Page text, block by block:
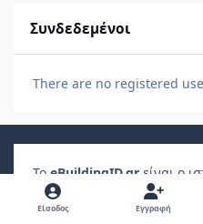
Συνδεδεμένοι
There are no registered
Το eBuildingID.gr είναι ο
συλλογικής δουλειάς
εστιάζει στην
Είσοδος Εγγραφή